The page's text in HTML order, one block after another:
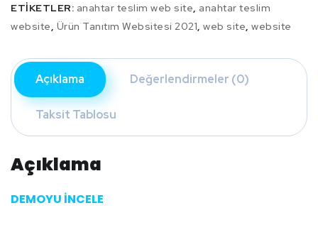
ETIKETLER: anahtar teslim web site, anahtar teslim
website, Ürün Tanıtım Websitesi 2021, web site, website
Açıklama Değerlendirmeler (0)
Taksit Tablosu
Açıklama
DEMOYU İNCELE